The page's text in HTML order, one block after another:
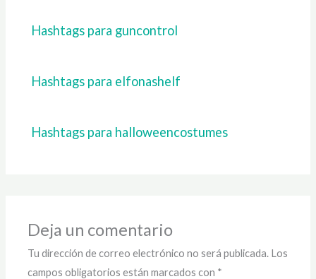
Hashtags para guncontrol
Hashtags para elfonashelf
Hashtags para halloweencostumes
Deja un comentario
Tu dirección de correo electrónico no será publicada. Los
campos obligatorios están marcados con *